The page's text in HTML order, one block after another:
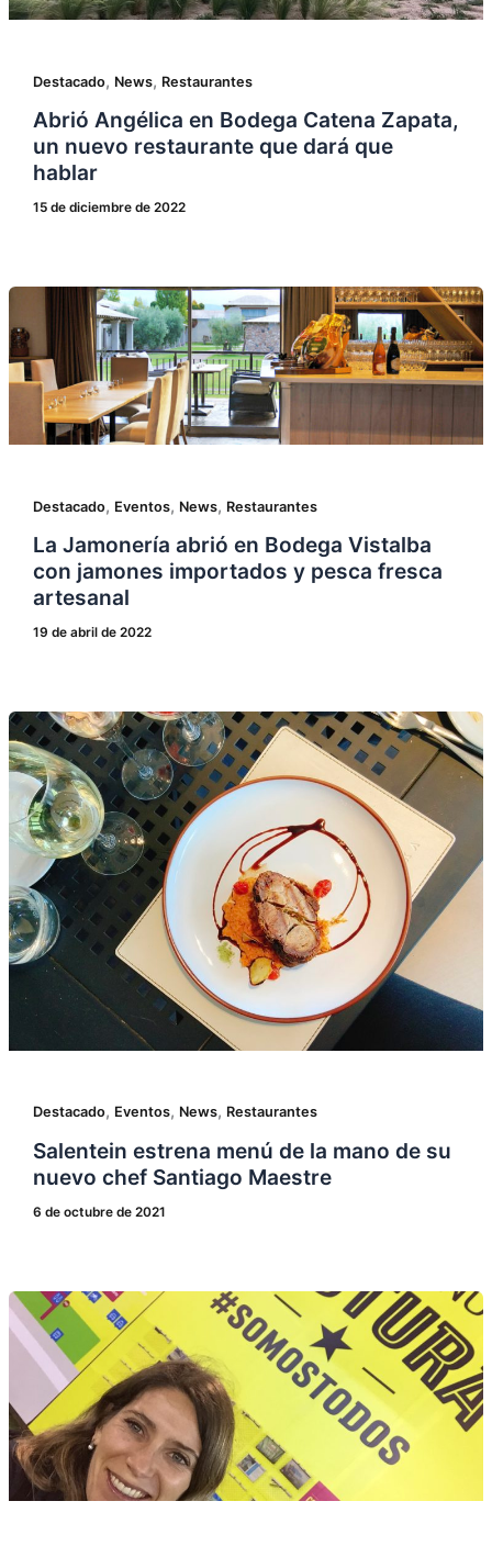
Destacado, News, Restaurantes
Abrió Angélica en Bodega Catena Zapata,
un nuevo restaurante que dará que
hablar
15 de diciembre de 2022
Destacado, Eventos, News, Restaurantes
La Jamonería abrió en Bodega Vistalba
con jamones importados y pesca fresca
artesanal
19 de abril de 2022
Destacado, Eventos, News, Restaurantes
Salentein estrena menú de la mano de su
nuevo chef Santiago Maestre
6 de octubre de 2021